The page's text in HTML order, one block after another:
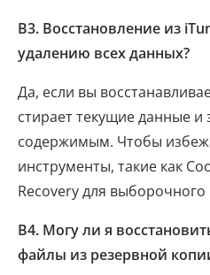
В3. Восстановление из
удалению всех данных?
Да, если вы
стирает текущие данные
содержимым. Чтобы
инструменты, такие как
Recovery для выборочного
В4. Могу ли я
файлы из резервной